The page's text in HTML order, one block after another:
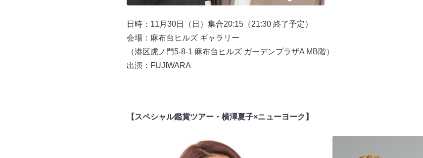
日時：11月30日（日）集合20:15（21:30 終了予定）
会場：麻布台ヒルズ ギャラリー
（港区虎ノ門5-8-1 麻布台ヒルズ ガーデンプラザA MB階）
出演：FUJIWARA
【スペシャル鑑賞ツアー・横澤夏子×ニューヨーク】